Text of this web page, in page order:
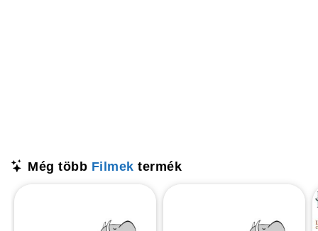
Még több Filmek termék